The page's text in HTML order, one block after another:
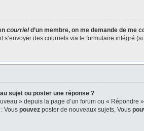
courrield’un membre, on me demande de me
s’envoyer des courriels via le formulaire intégré
sujet ou poster une réponse ?
» depuis la page d’un forum ou «
Vous pouvez poster de nouveaux sujets, Vous